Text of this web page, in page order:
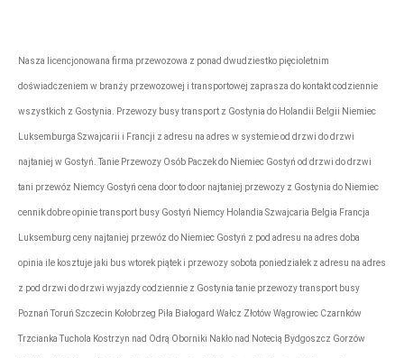
Nasza licencjonowana firma przewozowa z ponad dwudziestko pięcioletnim
doświadczeniem w branży przewozowej i transportowej zaprasza do kontakt codziennie
wszystkich z Gostynia. Przewozy busy transport z Gostynia do Holandii Belgii Niemiec
Luksemburga Szwajcarii i Francji z adresu na adres w systemie od drzwi do drzwi
najtaniej w Gostyń. Tanie Przewozy Osób Paczek do Niemiec Gostyń od drzwi do drzwi
tani przewóz Niemcy Gostyń cena door to door najtaniej przewozy z Gostynia do Niemiec
cennik dobre opinie transport busy Gostyń Niemcy Holandia Szwajcaria Belgia Francja
Luksemburg ceny najtaniej przewóz do Niemiec Gostyń z pod adresu na adres doba
opinia ile kosztuje jaki bus wtorek piątek i przewozy sobota poniedziałek z adresu na adres
z pod drzwi do drzwi wyjazdy codziennie z Gostynia tanie przewozy transport busy
Poznań Toruń Szczecin Kołobrzeg Piła Białogard Wałcz Złotów Wągrowiec Czarnków
Trzcianka Tuchola Kostrzyn nad Odrą Oborniki Nakło nad Notecią Bydgoszcz Gorzów